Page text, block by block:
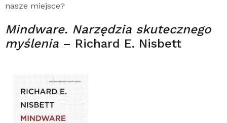
nasze miejsce?
Mindware. Narzędzia skutecznego
myślenia – Richard E. Nisbett